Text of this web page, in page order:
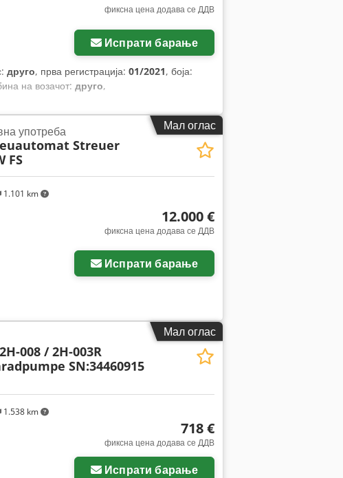
фиксна цена додава се ДДВ
Испрати барање
друго, прва регистрација: 01/2021, боја:
на возачот: друго,
Мал оглас
1.101 km
употреба
Streuer
FS
12.000 €
фиксна цена додава се ДДВ
Испрати барање
Мал оглас
1.538 km
008 / 2H-003R
SN:34460915
718 €
фиксна цена додава се ДДВ
Испрати барање